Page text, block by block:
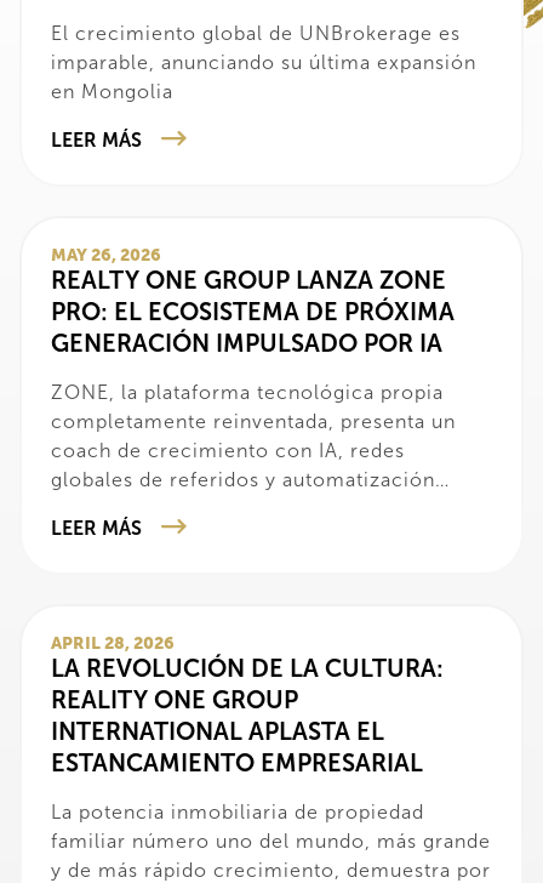
‍El crecimiento global de UNBrokerage es
imparable, anunciando su última expansión
en Mongolia
LEER MÁS
MAY 26, 2026
REALTY ONE GROUP LANZA ZONE
PRO: EL ECOSISTEMA DE PRÓXIMA
GENERACIÓN IMPULSADO POR IA
ZONE, la plataforma tecnológica propia
completamente reinventada, presenta un
coach de crecimiento con IA, redes
globales de referidos y automatización
de los agentes.
LEER MÁS
APRIL 28, 2026
LA REVOLUCIÓN DE LA CULTURA:
REALITY ONE GROUP
INTERNATIONAL APLASTA EL
ESTANCAMIENTO EMPRESARIAL
La potencia inmobiliaria de propiedad
familiar número uno del mundo, más grande
y de más rápido crecimiento, demuestra por